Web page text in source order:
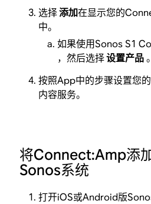
选择添加在显示您的
中。
如果使用Sonos S1
，然后选择设置产品。
按照App中的步骤设置您
内容服务。
将Connect:Amp添
Sonos系统
打开iOS或Android版